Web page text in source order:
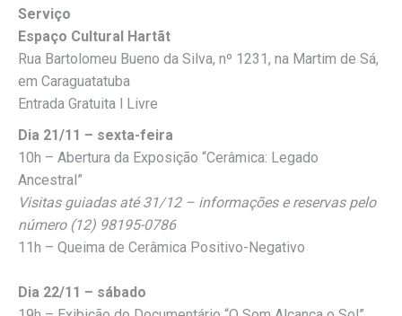
Serviço
Espaço Cultural Hartãt
Rua Bartolomeu Bueno da Silva, nº 1231, na Martim de Sá,
em Caraguatatuba
Entrada Gratuita l Livre
Dia 21/11 – sexta-feira
10h – Abertura da Exposição “Cerâmica: Legado
Ancestral”
Visitas guiadas até 31/12 – informações e reservas pelo
número (12) 98195-0786
11h – Queima de Cerâmica Positivo-Negativo
Dia 22/11 – sábado